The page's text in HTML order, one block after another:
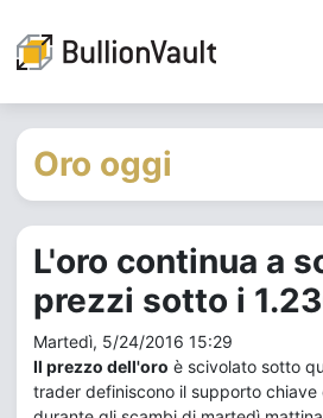
Oro oggi
L'oro continua a
prezzi sotto i
Martedì, 5/24/2016 15:29
Il prezzo dell'oro è scivolato sotto
trader definiscono il supporto